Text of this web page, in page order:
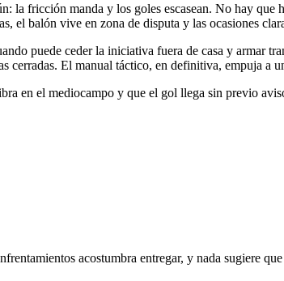
fricción manda y los goles escasean. No hay que
el balón vive en zona de disputa y las ocasiones
puede ceder la iniciativa fuera de casa y armar
El manual táctico, en definitiva, empuja a
en el mediocampo y que el gol llega sin previo
acostumbra entregar, y nada sugiere